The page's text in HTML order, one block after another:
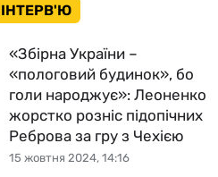
ІНТЕРВ'Ю
15 жовтня 2024, 14:16
«Збірна України –
«пологовий будинок», бо
голи народжує»: Леоненко
жорстко розніс підопічних
Реброва за гру з Чехією